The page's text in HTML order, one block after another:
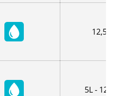
12,5L
5L - 12,5L